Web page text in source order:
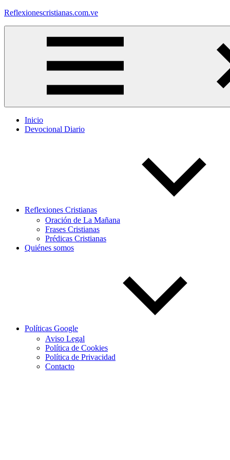
Saltar
Reflexionescristianas.com.ve
Inicio
Devocional Diario
Reflexiones Cristianas
Oración de La Mañana
Frases Cristianas
Prédicas Cristianas
Quiénes somos
Políticas Google
Aviso Legal
Política de Cookies
Política de Privacidad
Contacto